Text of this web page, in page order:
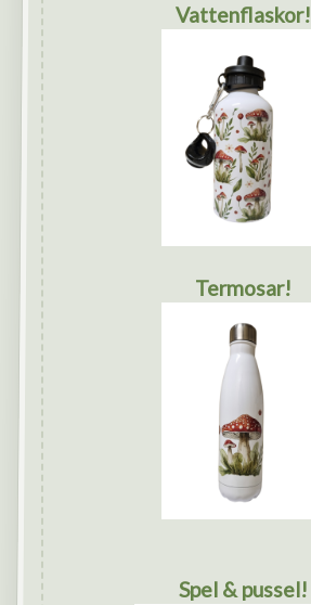
Vattenflaskor!
Termosar!
Spel & pussel!